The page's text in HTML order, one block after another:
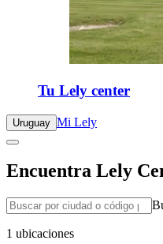
Tu Lely center
Uruguay Mi Lely
Encuentra Lely
1 ubicaciones